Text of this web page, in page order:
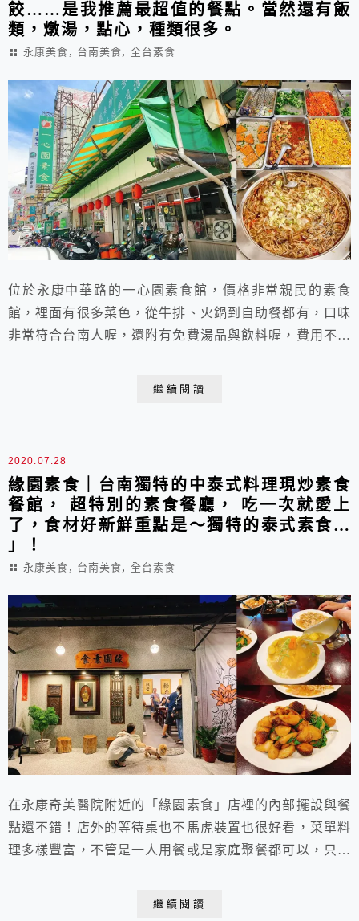
餃……是我推薦最超值的餐點。當然還有飯
類，燉湯，點心，種類很多。
永康美食 , 台南美食, 全台素食
位於永康中華路的一心園素食館，價格非常親民的素食
館，裡面有很多菜色，從牛排、火鍋到自助餐都有，口味
非常符合台南人喔，還附有免費湯品與飲料喔，費用不用
繼續閱讀
2020.07.28
緣園素食｜台南獨特的中泰式料理現炒素食
餐館， 超特別的素食餐廳， 吃一次就愛上
了，食材好新鮮重點是～獨特的泰式素食…
」！
永康美食 , 台南美食, 全台素食
在永康奇美醫院附近的「緣園素食」店裡的內部擺設與餐
點還不錯！店外的等待桌也不馬虎裝置也很好看，菜單料
理多樣豐富，不管是一人用餐或是家庭聚餐都可以，只是
繼續閱讀